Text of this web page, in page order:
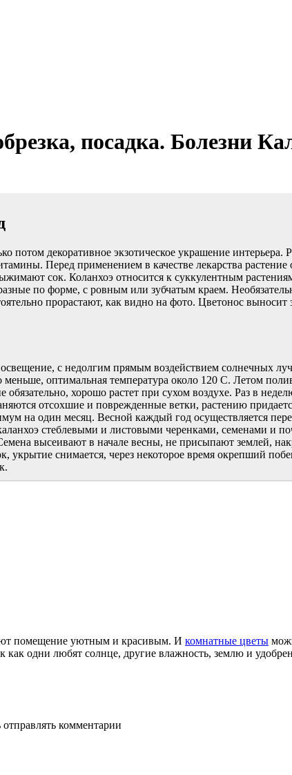
посадка. Болезни
потом декоративное экзотическое украшение интерьера.
Перед применением в качестве лекарства растение
сок. Коланхоэ относится к суккулентным
по форме, с ровным или зубчатым краем.
прорастают, как видно на фото. Цветонос
с недолгим прямым воздействием солнечных
оптимальная температура около 120 С. Летом
хорошо растет при сухом воздухе. Раз в
отсохшие и поврежденные ветки, растению
на один месяц. Весной каждый год осуществляется
стеблевыми и листовыми черенками, семенами и
высеивают в начале весны, не присыпают землей,
укрытие снимается, через некоторое время окрепший
помещение уютным и красивым. И комнатные цветы
как одни любят солнце, другие влажность, землю и
комментарии